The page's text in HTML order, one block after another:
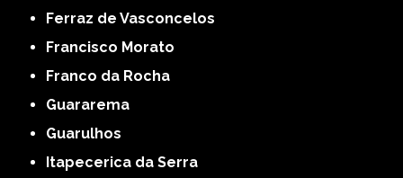
Ferraz de Vasconcelos
Francisco Morato
Franco da Rocha
Guararema
Guarulhos
Itapecerica da Serra